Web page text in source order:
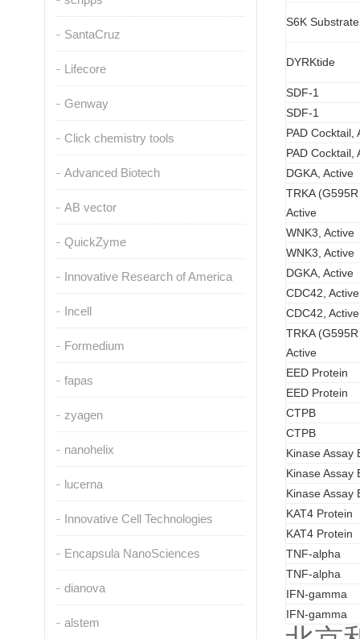
SantaCruz
Lifecore
Genway
Click chemistry tools
Advanced Biotech
AB vector
QuickZyme
Innovative Research of America
Incell
Formedium
fapas
zyagen
nanohelix
lucerna
Innovative Cell Technologies
Encapsula NanoSciences
dianova
alstem
S6K Substrate
DYRKtide
SDF-1
SDF-1
PAD Cocktail,
PAD Cocktail,
DGKA, Active
TRKA
Active
WNK3, Active
WNK3, Active
DGKA, Active
CDC42, Active
CDC42, Active
TRKA
Active
EED Protein
EED Protein
CTPB
CTPB
Kinase Assay
Kinase Assay
Kinase Assay
KAT4 Protein
KAT4 Protein
TNF-alpha
TNF-alpha
IFN-gamma
IFN-gamma